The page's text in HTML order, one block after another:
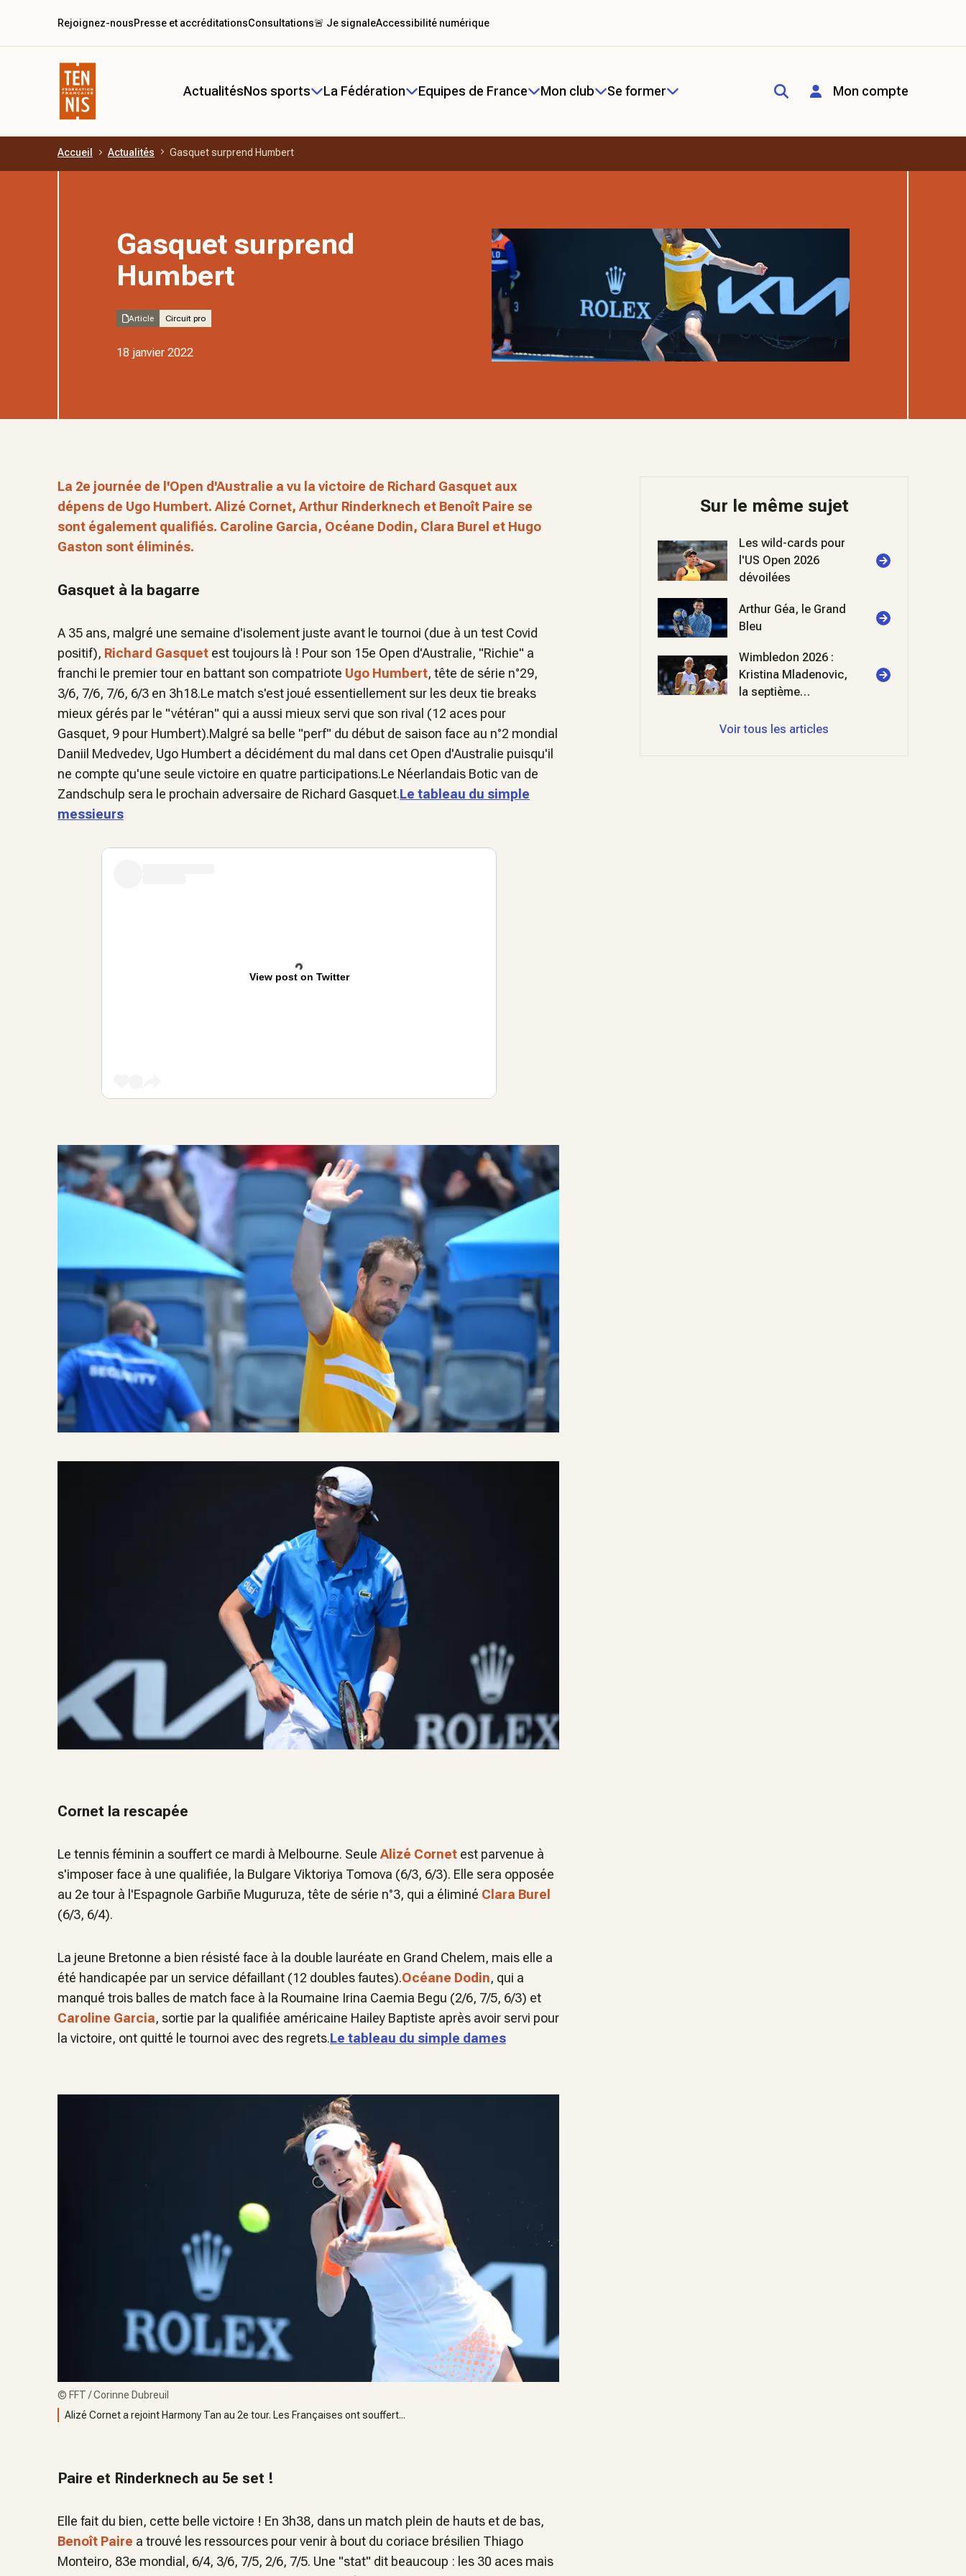
Aller au contenu principal
ActualitésNos sports La Fédération Equipes de France Mon club Se former Mon compte
Rejoignez-nousPresse et accréditationsConsultations🚨 Je signaleAccessibilité numérique
Accueil Actualités Gasquet surprend Humbert
Gasquet surprend
Humbert
Article Circuit pro
18 janvier 2022
La 2e journée de l'Open d'Australie a vu la victoire de Richard Gasquet aux
dépens de Ugo Humbert. Alizé Cornet, Arthur Rinderknech et Benoît Paire se
sont également qualifiés. Caroline Garcia, Océane Dodin, Clara Burel et Hugo
Gaston sont éliminés.
Gasquet à la bagarre
A 35 ans, malgré une semaine d'isolement juste avant le tournoi (due à un test Covid
positif), Richard Gasquet est toujours là ! Pour son 15e Open d'Australie, "Richie" a
franchi le premier tour en battant son compatriote Ugo Humbert, tête de série n°29,
3/6, 7/6, 7/6, 6/3 en 3h18.Le match s'est joué essentiellement sur les deux tie breaks
mieux gérés par le "vétéran" qui a aussi mieux servi que son rival (12 aces pour
Gasquet, 9 pour Humbert).Malgré sa belle "perf" du début de saison face au n°2 mondial
Daniil Medvedev, Ugo Humbert a décidément du mal dans cet Open d'Australie puisqu'il
ne compte qu'une seule victoire en quatre participations.Le Néerlandais Botic van de
Zandschulp sera le prochain adversaire de Richard Gasquet.Le tableau du simple
messieurs
View post on Twitter
Cornet la rescapée
Le tennis féminin a souffert ce mardi à Melbourne. Seule Alizé Cornet est parvenue à
s'imposer face à une qualifiée, la Bulgare Viktoriya Tomova (6/3, 6/3). Elle sera opposée
au 2e tour à l'Espagnole Garbiñe Muguruza, tête de série n°3, qui a éliminé Clara Burel
(6/3, 6/4).
La jeune Bretonne a bien résisté face à la double lauréate en Grand Chelem, mais elle a
été handicapée par un service défaillant (12 doubles fautes).Océane Dodin, qui a
manqué trois balles de match face à la Roumaine Irina Caemia Begu (2/6, 7/5, 6/3) et
Caroline Garcia, sortie par la qualifiée américaine Hailey Baptiste après avoir servi pour
la victoire, ont quitté le tournoi avec des regrets.Le tableau du simple dames
© FFT / Corinne Dubreuil
Alizé Cornet a rejoint Harmony Tan au 2e tour. Les Françaises ont souffert...
Paire et Rinderknech au 5e set !
Elle fait du bien, cette belle victoire ! En 3h38, dans un match plein de hauts et de bas,
Benoît Paire a trouvé les ressources pour venir à bout du coriace brésilien Thiago
Monteiro, 83e mondial, 6/4, 3/6, 7/5, 2/6, 7/5. Une "stat" dit beaucoup : les 30 aces mais
Sur le même sujet
Les wild-cards pour
l'US Open 2026
dévoilées
Arthur Géa, le Grand
Bleu
Wimbledon 2026 :
Kristina Mladenovic,
la septième
Voir tous les articles